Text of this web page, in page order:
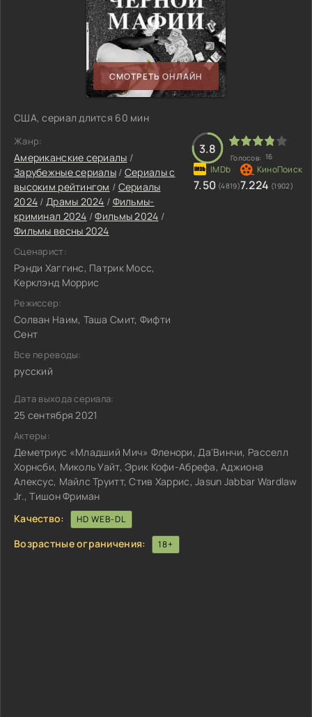
СМОТРЕТЬ ОНЛАЙН
США, сериал длится 60 мин
Жанр:
Американские сериалы /
Зарубежные сериалы / Сериалы с
высоким рейтингом / Сериалы
2024 / Драмы 2024 / Фильмы-
криминал 2024 /Фильмы 2024 /
Фильмы весны 2024
Сценарист:
Рэнди Хаггинс, Патрик Мосс,
Керклэнд Моррис
Режиссер:
Солван Наим, Таша Смит, Фифти
Сент
Все переводы:
русский
3.8
Голосов: 16
7.50 (4819)7.224 (1902)
Дата выхода сериала:
25 сентября 2021
Актеры:
Деметриус «Младший Мич» Фленори, Да'Винчи, Расселл
Хорнсби, Миколь Уайт, Эрик Кофи-Абрефа, Аджиона
Алексус, Майлс Труитт, Стив Харрис, Jasun Jabbar Wardlaw
Jr., Тишон Фриман
Качество:
HD WEB-DL
Возрастные ограничения: 18+